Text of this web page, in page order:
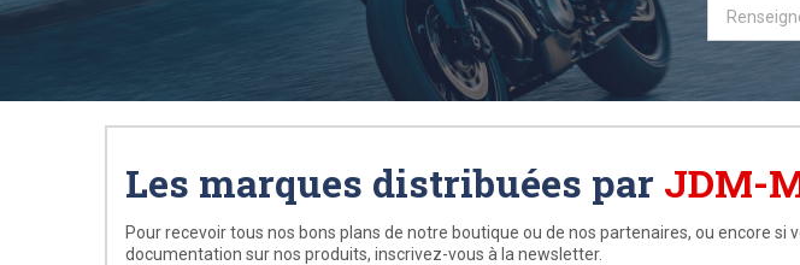
Les marques distribuées par JDM-
Pour recevoir tous nos bons plans de notre boutique ou de nos partenaires, ou encore si
documentation sur nos produits, inscrivez-vous à la newsletter.